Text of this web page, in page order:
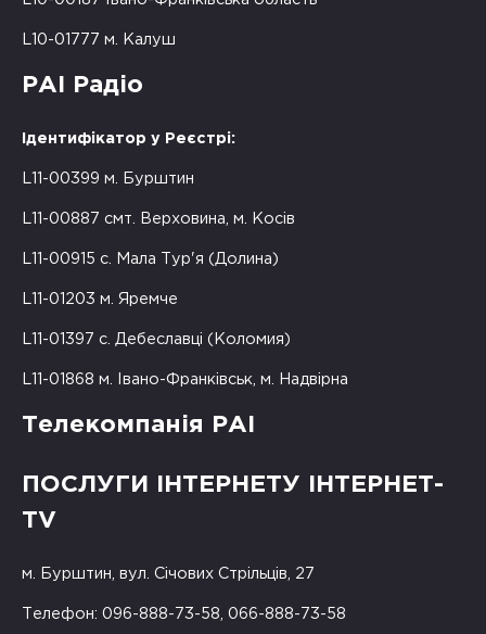
L10-01777 м. Калуш
РАІ Радіо
Ідентифікатор у Реєстрі:
L11-00399 м. Бурштин
L11-00887 смт. Верховина, м. Косів
L11-00915 с. Мала Тур'я (Долина)
L11-01203 м. Яремче
L11-01397 с. Дебеславці (Коломия)
L11-01868 м. Івано-Франківськ, м. Надвірна
Телекомпанія РАІ
ПОСЛУГИ ІНТЕРНЕТУ ІНТЕРНЕТ-
TV
м. Бурштин, вул. Січових Стрільців, 27
Телефон: 096-888-73-58, 066-888-73-58